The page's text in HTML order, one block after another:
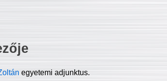
egyetemi adjunktus.